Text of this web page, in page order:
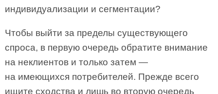
индивидуализации и сегментации?
Чтобы выйти за пределы существующего
спроса, в первую очередь обратите внимание
на неклиентов и только затем —
на имеющихся потребителей. Прежде всего
ищите сходства и лишь во вторую очередь